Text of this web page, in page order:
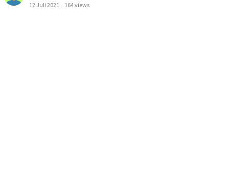
12 Juli 2021
164 views